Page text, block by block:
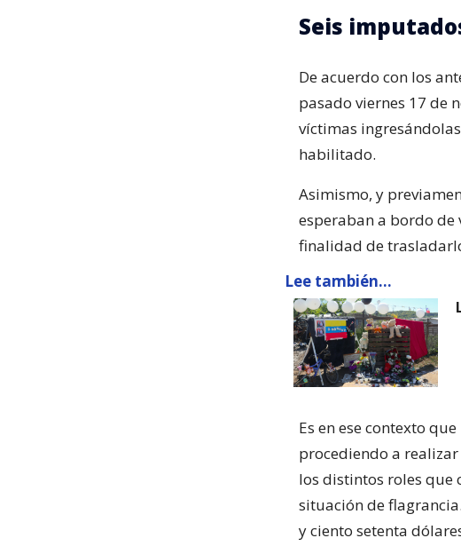
Seis
De acuerdo con los
pasado viernes 17 de
víctimas
habilitado.
Asimismo, y
esperaban a bordo de
finalidad de
Lee también...
Es en ese contexto
procediendo a
los distintos roles que
situación de
y ciento setenta